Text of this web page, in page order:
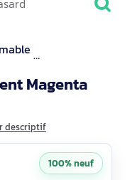
Magenta
descriptif
100% neuf